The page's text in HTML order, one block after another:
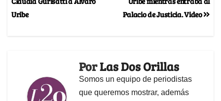
Palacio de Justicia. Video
Uribe
PorLas Dos Orillas
Somos un equipo de periodistas
que queremos mostrar, además